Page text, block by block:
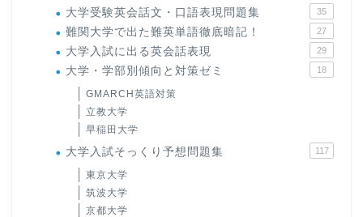
大学受験英会話文・口語表現問題集 35
難関大学で出た難英単語徹底暗記！ 27
大学入試に出る英会話表現 29
大学・学部別傾向と対策ゼミ 18
GMARCH英語対策
立教大学
早稲田大学
大学入試そっくり予想問題集 117
東京大学
筑波大学
京都大学